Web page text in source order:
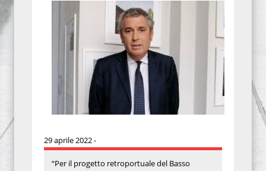
29 aprile 2022 -
“Per il progetto retroportuale del Basso